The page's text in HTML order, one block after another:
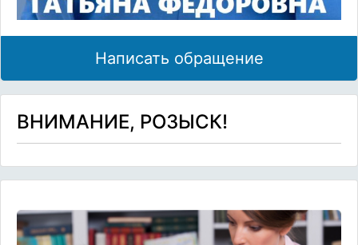
Написать обращение
ВНИМАНИЕ, РОЗЫСК!